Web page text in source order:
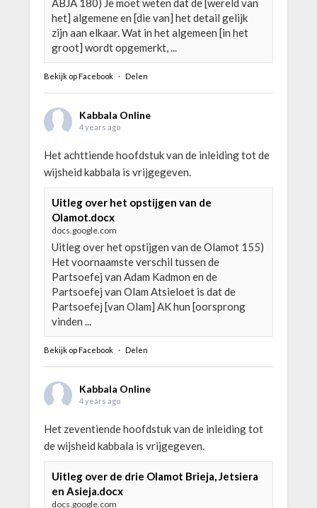
ABJA 180) Je moet weten dat de [wereld van
het] algemene en [die van] het detail gelijk
zijn aan elkaar. Wat in het algemeen [in het
groot] wordt opgemerkt, ...
Bekijk op Facebook · Delen
Kabbala Online
4 years ago
Het achttiende hoofdstuk van de inleiding tot de
wijsheid kabbala is vrijgegeven.
Uitleg over het opstijgen van de
Olamot.docx
docs.google.com
Uitleg over het opstijgen van de Olamot 155)
Het voornaamste verschil tussen de
Partsoefej van Adam Kadmon en de
Partsoefej van Olam Atsieloet is dat de
Partsoefej [van Olam] AK hun [oorsprong
vinden ...
Bekijk op Facebook · Delen
Kabbala Online
4 years ago
Het zeventiende hoofdstuk van de inleiding tot
de wijsheid kabbala is vrijgegeven.
Uitleg over de drie Olamot Brieja, Jetsiera
en Asieja.docx
docs.google.com